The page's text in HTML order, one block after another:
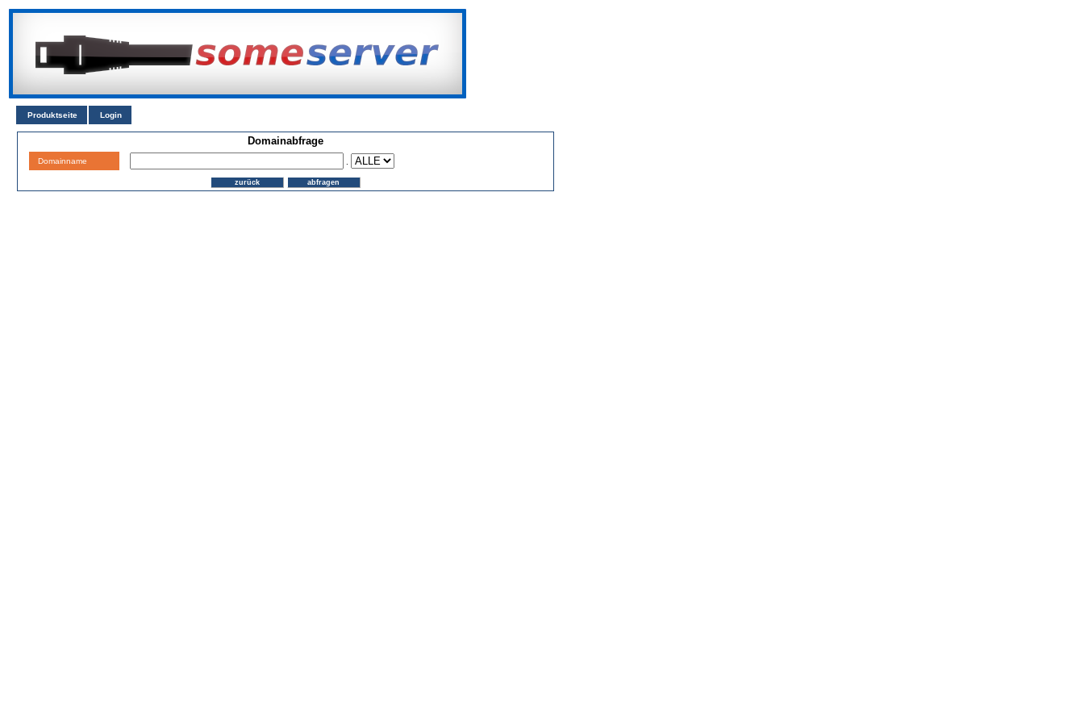
Produktseite Login
Domainabfrage
Domainname